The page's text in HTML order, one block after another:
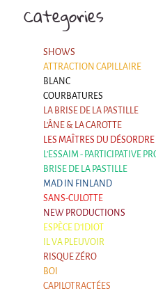
Categories
SHOWS
ATTRACTION CAPILLAIRE
BLANC
COURBATURES
LA BRISE DE LA PASTILLE
L'ÂNE & LA CAROTTE
LES MAÎTRES DU DÉSORDRE
L'ESSAIM - PARTICIPATIVE
BRISE DE LA PASTILLE
MAD IN FINLAND
SANS-CULOTTE
NEW PRODUCTIONS
ESPÈCE D'IDIOT
IL VA PLEUVOIR
RISQUE ZÉRO
BOI
CAPILOTRACTÉES